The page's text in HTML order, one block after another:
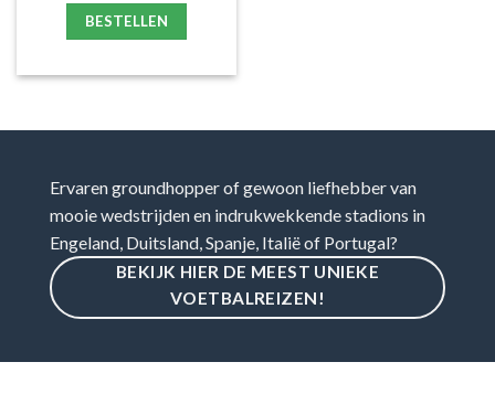
BESTELLEN
Ervaren groundhopper of gewoon liefhebber van
mooie wedstrijden en indrukwekkende stadions in
Engeland, Duitsland, Spanje, Italië of Portugal?
BEKIJK HIER DE MEEST UNIEKE
VOETBALREIZEN!